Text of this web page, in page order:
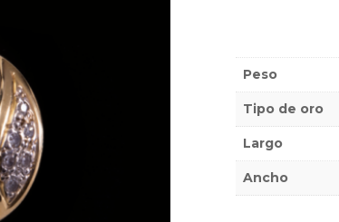
Peso
Tipo de oro
Largo
Ancho